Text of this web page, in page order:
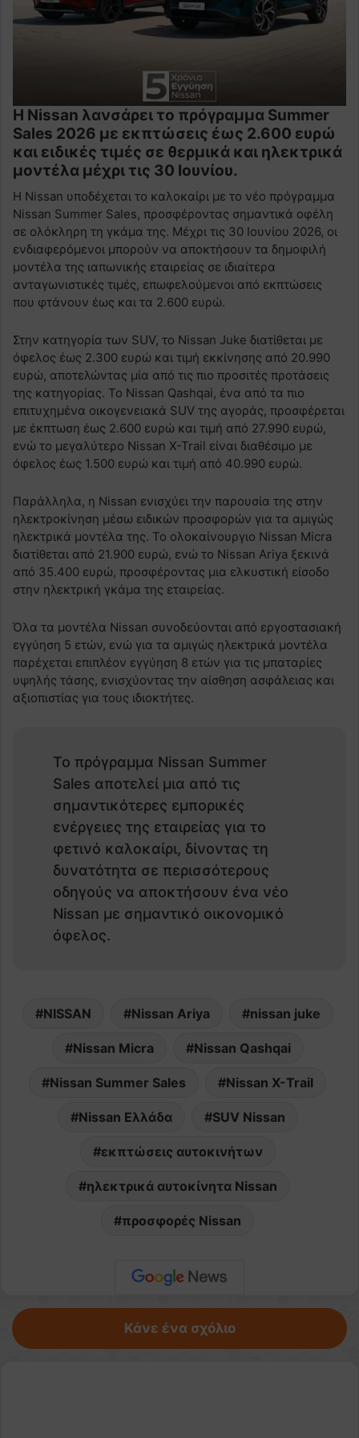
Η Nissan λανσάρει το πρόγραμμα Summer
Sales 2026 με εκπτώσεις έως 2.600 ευρώ
και ειδικές τιμές σε θερμικά και ηλεκτρικά
μοντέλα μέχρι τις 30 Ιουνίου.
Η Nissan υποδέχεται το καλοκαίρι με το νέο πρόγραμμα
Nissan Summer Sales, προσφέροντας σημαντικά οφέλη
σε ολόκληρη τη γκάμα της. Μέχρι τις 30 Ιουνίου 2026, οι
ενδιαφερόμενοι μπορούν να αποκτήσουν τα δημοφιλή
μοντέλα της ιαπωνικής εταιρείας σε ιδιαίτερα
ανταγωνιστικές τιμές, επωφελούμενοι από εκπτώσεις
που φτάνουν έως και τα 2.600 ευρώ.
Στην κατηγορία των SUV, το Nissan Juke διατίθεται με
όφελος έως 2.300 ευρώ και τιμή εκκίνησης από 20.990
ευρώ, αποτελώντας μία από τις πιο προσιτές προτάσεις
της κατηγορίας. Το Nissan Qashqai, ένα από τα πιο
επιτυχημένα οικογενειακά SUV της αγοράς, προσφέρεται
με έκπτωση έως 2.600 ευρώ και τιμή από 27.990 ευρώ,
ενώ το μεγαλύτερο Nissan X-Trail είναι διαθέσιμο με
όφελος έως 1.500 ευρώ και τιμή από 40.990 ευρώ.
Παράλληλα, η Nissan ενισχύει την παρουσία της στην
ηλεκτροκίνηση μέσω ειδικών προσφορών για τα αμιγώς
ηλεκτρικά μοντέλα της. Το ολοκαίνουργιο Nissan Micra
διατίθεται από 21.900 ευρώ, ενώ το Nissan Ariya ξεκινά
από 35.400 ευρώ, προσφέροντας μια ελκυστική είσοδο
στην ηλεκτρική γκάμα της εταιρείας.
Όλα τα μοντέλα Nissan συνοδεύονται από εργοστασιακή
εγγύηση 5 ετών, ενώ για τα αμιγώς ηλεκτρικά μοντέλα
παρέχεται επιπλέον εγγύηση 8 ετών για τις μπαταρίες
υψηλής τάσης, ενισχύοντας την αίσθηση ασφάλειας και
αξιοπιστίας για τους ιδιοκτήτες.
Το πρόγραμμα Nissan Summer
Sales αποτελεί μια από τις
σημαντικότερες εμπορικές
ενέργειες της εταιρείας για το
φετινό καλοκαίρι, δίνοντας τη
δυνατότητα σε περισσότερους
οδηγούς να αποκτήσουν ένα νέο
Nissan με σημαντικό οικονομικό
όφελος.
NISSAN Nissan Ariya nissan juke
Nissan Micra Nissan Qashqai
Nissan Summer Sales Nissan X-Trail
Nissan Ελλάδα SUV Nissan
εκπτώσεις αυτοκινήτων
ηλεκτρικά αυτοκίνητα Nissan
προσφορές Nissan
Κάνε ένα σχόλιο